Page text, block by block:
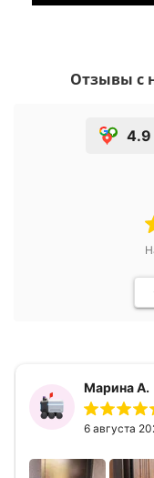
Отзывы с
4.9
Марина А.
6 августа